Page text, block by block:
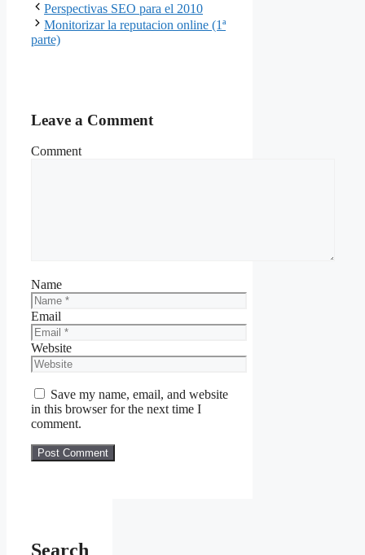
Perspectivas SEO para el 2010
Monitorizar la reputacion online (1ª
parte)
Leave a Comment
Comment
Name
Email
Website
Save my name, email, and website
in this browser for the next time I
comment.
Search